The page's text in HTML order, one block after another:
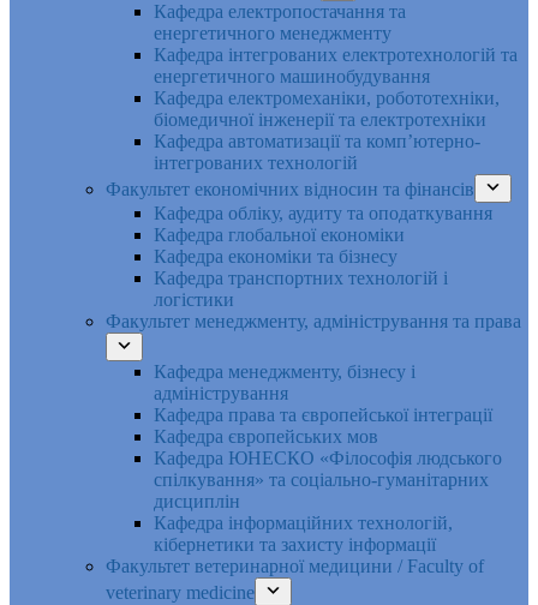
Кафедра електропостачання та
енергетичного менеджменту
Кафедра інтегрованих електротехнологій та
енергетичного машинобудування
Кафедра електромеханіки, робототехніки,
біомедичної інженерії та електротехніки
Кафедра автоматизації та комп’ютерно-
інтегрованих технологій
Факультет економічних відносин та фінансів
Кафедра обліку, аудиту та оподаткування
Кафедра глобальної економіки
Кафедра економіки та бізнесу
Кафедра транспортних технологій і
логістики
Факультет менеджменту, адміністрування та права
Кафедра менеджменту, бізнесу і
адміністрування
Кафедра права та європейської інтеграції
Кафедра європейських мов
Кафедра ЮНЕСКО «Філософія людського
спілкування» та соціально-гуманітарних
дисциплін
Кафедра інформаційних технологій,
кібернетики та захисту інформації
Факультет ветеринарної медицини / Faculty of
veterinary medicine